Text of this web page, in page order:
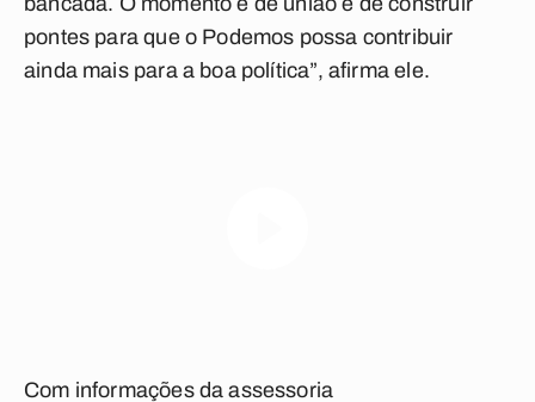
pontes para que o Podemos possa contribuir
ainda mais para a boa política”, afirma ele.
Com informações da assessoria